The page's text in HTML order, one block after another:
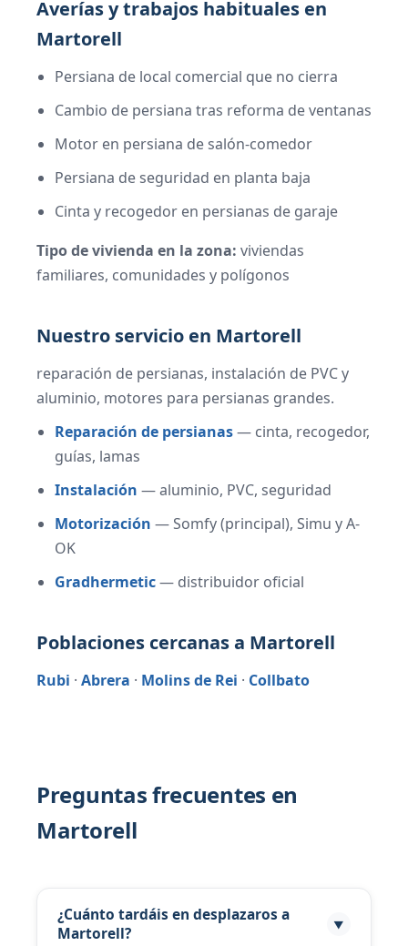
Averías y trabajos habituales en
Martorell
Persiana de local comercial que no cierra
Cambio de persiana tras reforma de ventanas
Motor en persiana de salón-comedor
Persiana de seguridad en planta baja
Cinta y recogedor en persianas de garaje
Tipo de vivienda en la zona: viviendas
familiares, comunidades y polígonos
Nuestro servicio en Martorell
reparación de persianas, instalación de PVC y
aluminio, motores para persianas grandes.
Reparación de persianas— cinta, recogedor,
guías, lamas
Instalación — aluminio, PVC, seguridad
Motorización — Somfy (principal), Simu y A-
OK
Gradhermetic— distribuidor oficial
Poblaciones cercanas a Martorell
Rubi · Abrera · Molins de Rei · Collbato
Preguntas frecuentes en
Martorell
¿Cuánto tardáis en desplazaros a
Martorell?
▼